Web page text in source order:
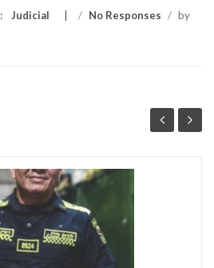
Judicial / No Responses / by